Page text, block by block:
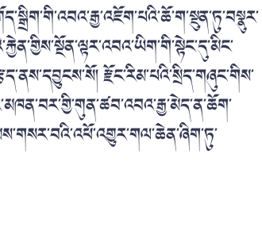
རྫོང་རིམ་པའི་སྲིད་གཞུང་གིས་